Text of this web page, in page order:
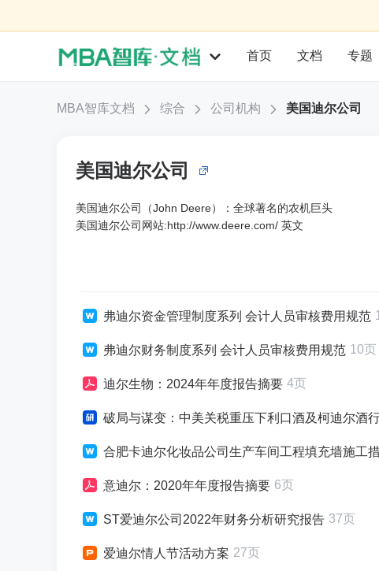
首页 文档 专题
MBA智库文档 综合 公司机构 美国迪尔公司
美国迪尔公司
美国迪尔公司（John Deere）：全球著名的农机巨头
美国迪尔公司网站:http://www.deere.com/ 英文
弗迪尔资金管理制度系列 会计人员审核费用规范
弗迪尔财务制度系列 会计人员审核费用规范 10页
迪尔生物：2024年年度报告摘要 4页
破局与谋变：中美关税重压下利口酒及柯迪尔酒行业影
合肥卡迪尔化妆品公司生产车间工程填充墙施工
意迪尔：2020年年度报告摘要 6页
ST爱迪尔公司2022年财务分析研究报告 37页
爱迪尔情人节活动方案 27页